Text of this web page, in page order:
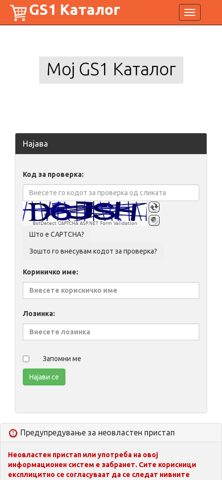
Toggle
navigation
GS1 Каталог
Мој GS1 Каталог
Најава
Код за проверка:
BotDetect CAPTCHA ASP.NET Form Validation
Кориничко име:
Лозинка:
Запомни ме
Предупредување за неовластен пристап
Неовластен пристап или употреба на овој
информационен систем е забранет. Сите корисници
експлицитно се согласуваат да се следат нивните